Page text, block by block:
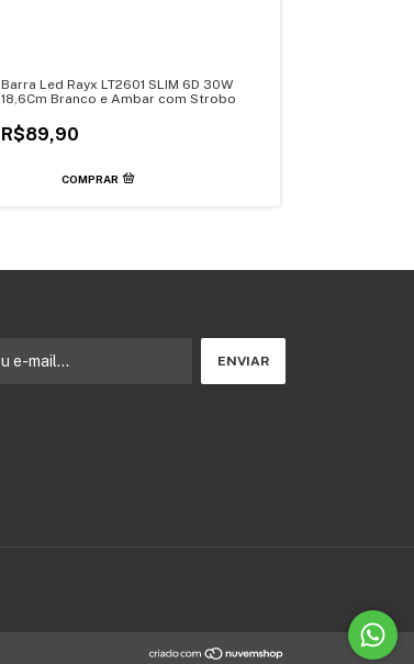
Barra Led Rayx LT2601 SLIM 6D 30W
18,6Cm Branco e Ambar com Strobo
R$89,90